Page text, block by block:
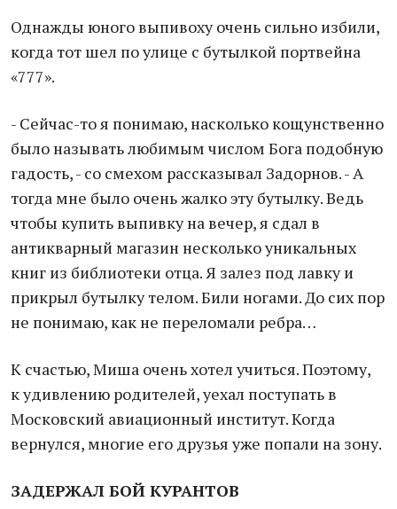
Однажды юного выпивоху очень сильно избили,
когда тот шел по улице с бутылкой портвейна
«777».
- Сейчас-то я понимаю, насколько кощунственно
было называть любимым числом Бога подобную
гадость, - со смехом рассказывал Задорнов. - А
тогда мне было очень жалко эту бутылку. Ведь
чтобы купить выпивку на вечер, я сдал в
антикварный магазин несколько уникальных
книг из библиотеки отца. Я залез под лавку и
прикрыл бутылку телом. Били ногами. До сих пор
не понимаю, как не переломали ребра…
К счастью, Миша очень хотел учиться. Поэтому,
к удивлению родителей, уехал поступать в
Московский авиационный институт. Когда
вернулся, многие его друзья уже попали на зону.
ЗАДЕРЖАЛ БОЙ КУРАНТОВ